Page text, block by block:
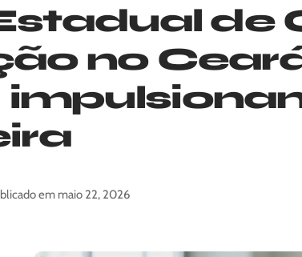
de
no
em maio 22, 2026